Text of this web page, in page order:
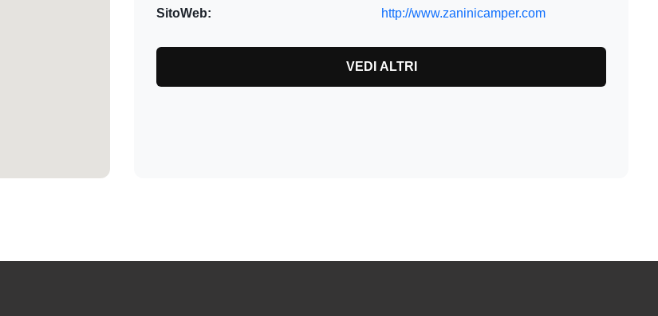
SitoWeb:
http://www.zaninicamper.com
VEDI ALTRI